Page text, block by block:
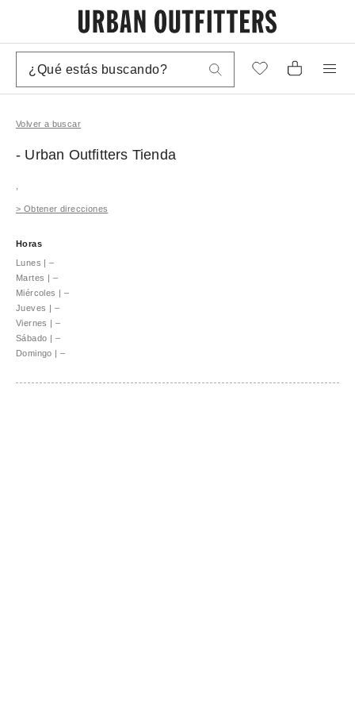
Volver a buscar
- Urban Outfitters Tienda
> Obtener direcciones
Horas
Lunes | –
Martes | –
Miércoles | –
Jueves | –
Viernes | –
Sábado | –
Domingo | –